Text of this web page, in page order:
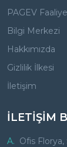
PAGEV
Bilgi Merkezi
Hakkımızda
Gizlilik İlkesi
İletişim
İLETİŞİM
A. Ofis Florya,